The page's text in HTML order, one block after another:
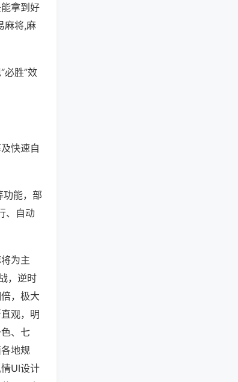
拿到好
麻将,麻
必胜”效
快速自
功能，部
、自动
为主
，逆时
，极大
观，明
、七
地规
UI设计